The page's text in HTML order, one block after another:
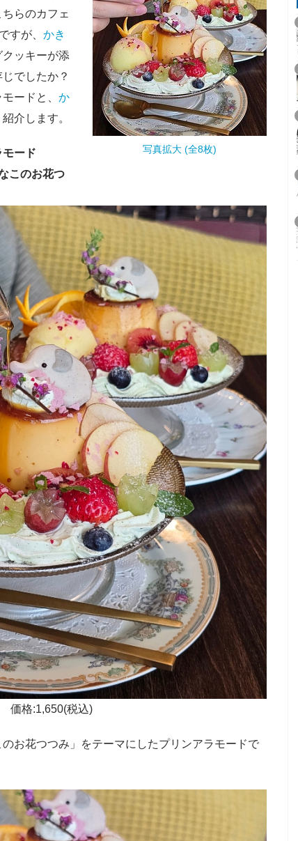
写真拡大 (全8枚)
らのカフェ
すが、 かき
ッキーが添
でしたか？
ードと、 か
介します。
ード
このお花つ
価格:1,650(税込)
お花つつみ」をテーマにしたプリンアラモードで